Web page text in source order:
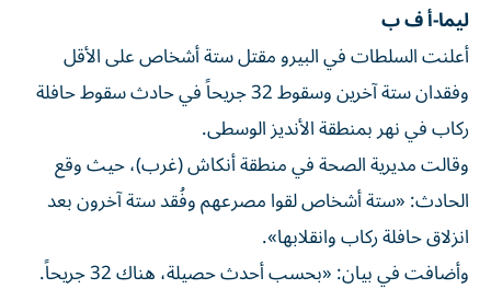
ليما-أ ف ب
أعلنت السلطات في البيرو مقتل ستة أشخاص على الأقل
وفقدان ستة آخرين وسقوط 32 جريحاً في حادث سقوط حافلة
ركاب في نهر بمنطقة الأنديز الوسطى.
وقالت مديرية الصحة في منطقة أنكاش (غرب)، حيث وقع
الحادث: «ستة أشخاص لقوا مصرعهم وفُقد ستة آخرون بعد
انزلاق حافلة ركاب وانقلابها».
وأضافت في بيان: «بحسب أحدث حصيلة، هناك 32 جريحاً.